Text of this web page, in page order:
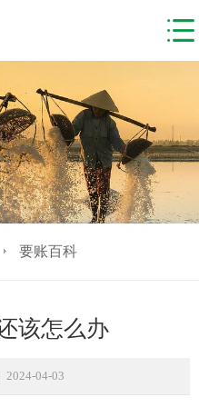
要账百科
该怎么办
2024-04-03